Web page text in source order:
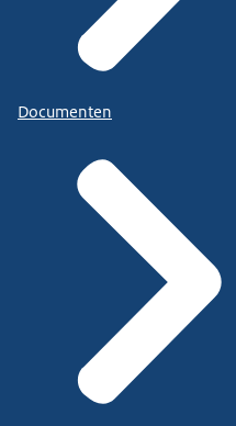
Documenten